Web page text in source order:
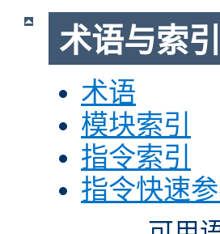
术语与索引
术语
模块索引
指令索引
指令快速